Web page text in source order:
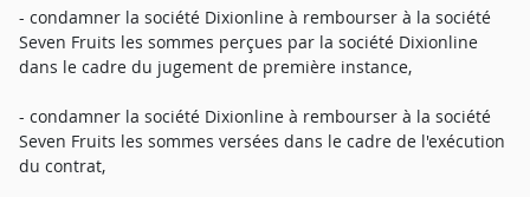
- condamner la société Dixionline à rembourser à la société
Seven Fruits les sommes perçues par la société Dixionline
dans le cadre du jugement de première instance,
- condamner la société Dixionline à rembourser à la société
Seven Fruits les sommes versées dans le cadre de l'exécution
du contrat,